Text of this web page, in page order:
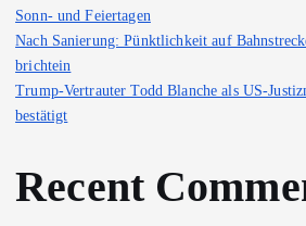
Sonn- und Feiertagen
Nach Sanierung: Pünktlichkeit auf
brichtein
Trump-Vertrauter Todd Blanche als US-
bestätigt
Recent